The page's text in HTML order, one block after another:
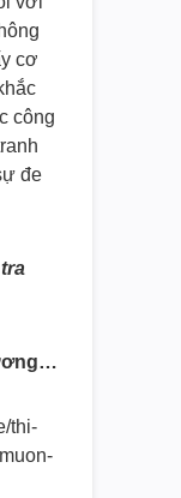
cơ
công
đe
thi-